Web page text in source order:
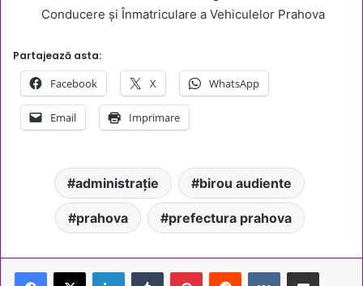
Conducere și Înmatriculare a Vehiculelor Prahova
Partajează asta:
Facebook X WhatsApp
Email Imprimare
administrație birou audiente
prahova prefectura prahova
LinkedInTumblr PinterestReddit VKontakteShare via Email